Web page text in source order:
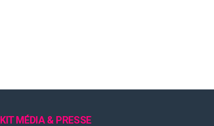
KIT MÉDIA & PRESSE